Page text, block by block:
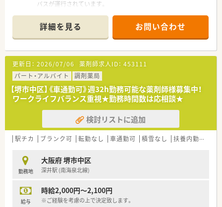
バスが運行されています。
門病院です。
■薬剤師は常勤7名が在籍しており、常時6～7名体制で日々の業
務にあたっています。
【募集背景と求める人物像について】
■今回は、今後の病院体制をより強化していくための、欠員補充
による正社員募集です。
■精神科領域でのご経験は問いませんので、これから専門性を高
めたい方を歓迎します。
■チームワークを大切にし、多職種と連携しながら業務に取り組
める方を求めています。
【職場環境と雰囲気】
■薬剤師が7名在籍しており、ゆとりある人員配置で落ち着いて
■20代から50代まで幅広い年齢層が活躍中で、結束力が高くチ
ームワークが良い職場です。
■新卒を定期的に採用しており、OJTを中心に未経験からでも学
【こんな方にオススメ】
詳細を見る お問い合わせ
更新日： 2026/07/06 薬剤師求人ID： 453111
パート・アルバイト
調剤薬局
【堺市中区】《車通勤可》週32h勤務可能な薬剤師様募集中！
ワークライフバランス重視★勤務時間数は応相談★
検討リストに追加
駅チカ ブランク可 転勤なし 車通勤可 積雪なし 扶養内勤務OK
勤務地
大阪府 堺市中区
深井駅 (南海泉北線)
給与
時給2,000円～2,100円
※ご経験を考慮の上で決定致します。